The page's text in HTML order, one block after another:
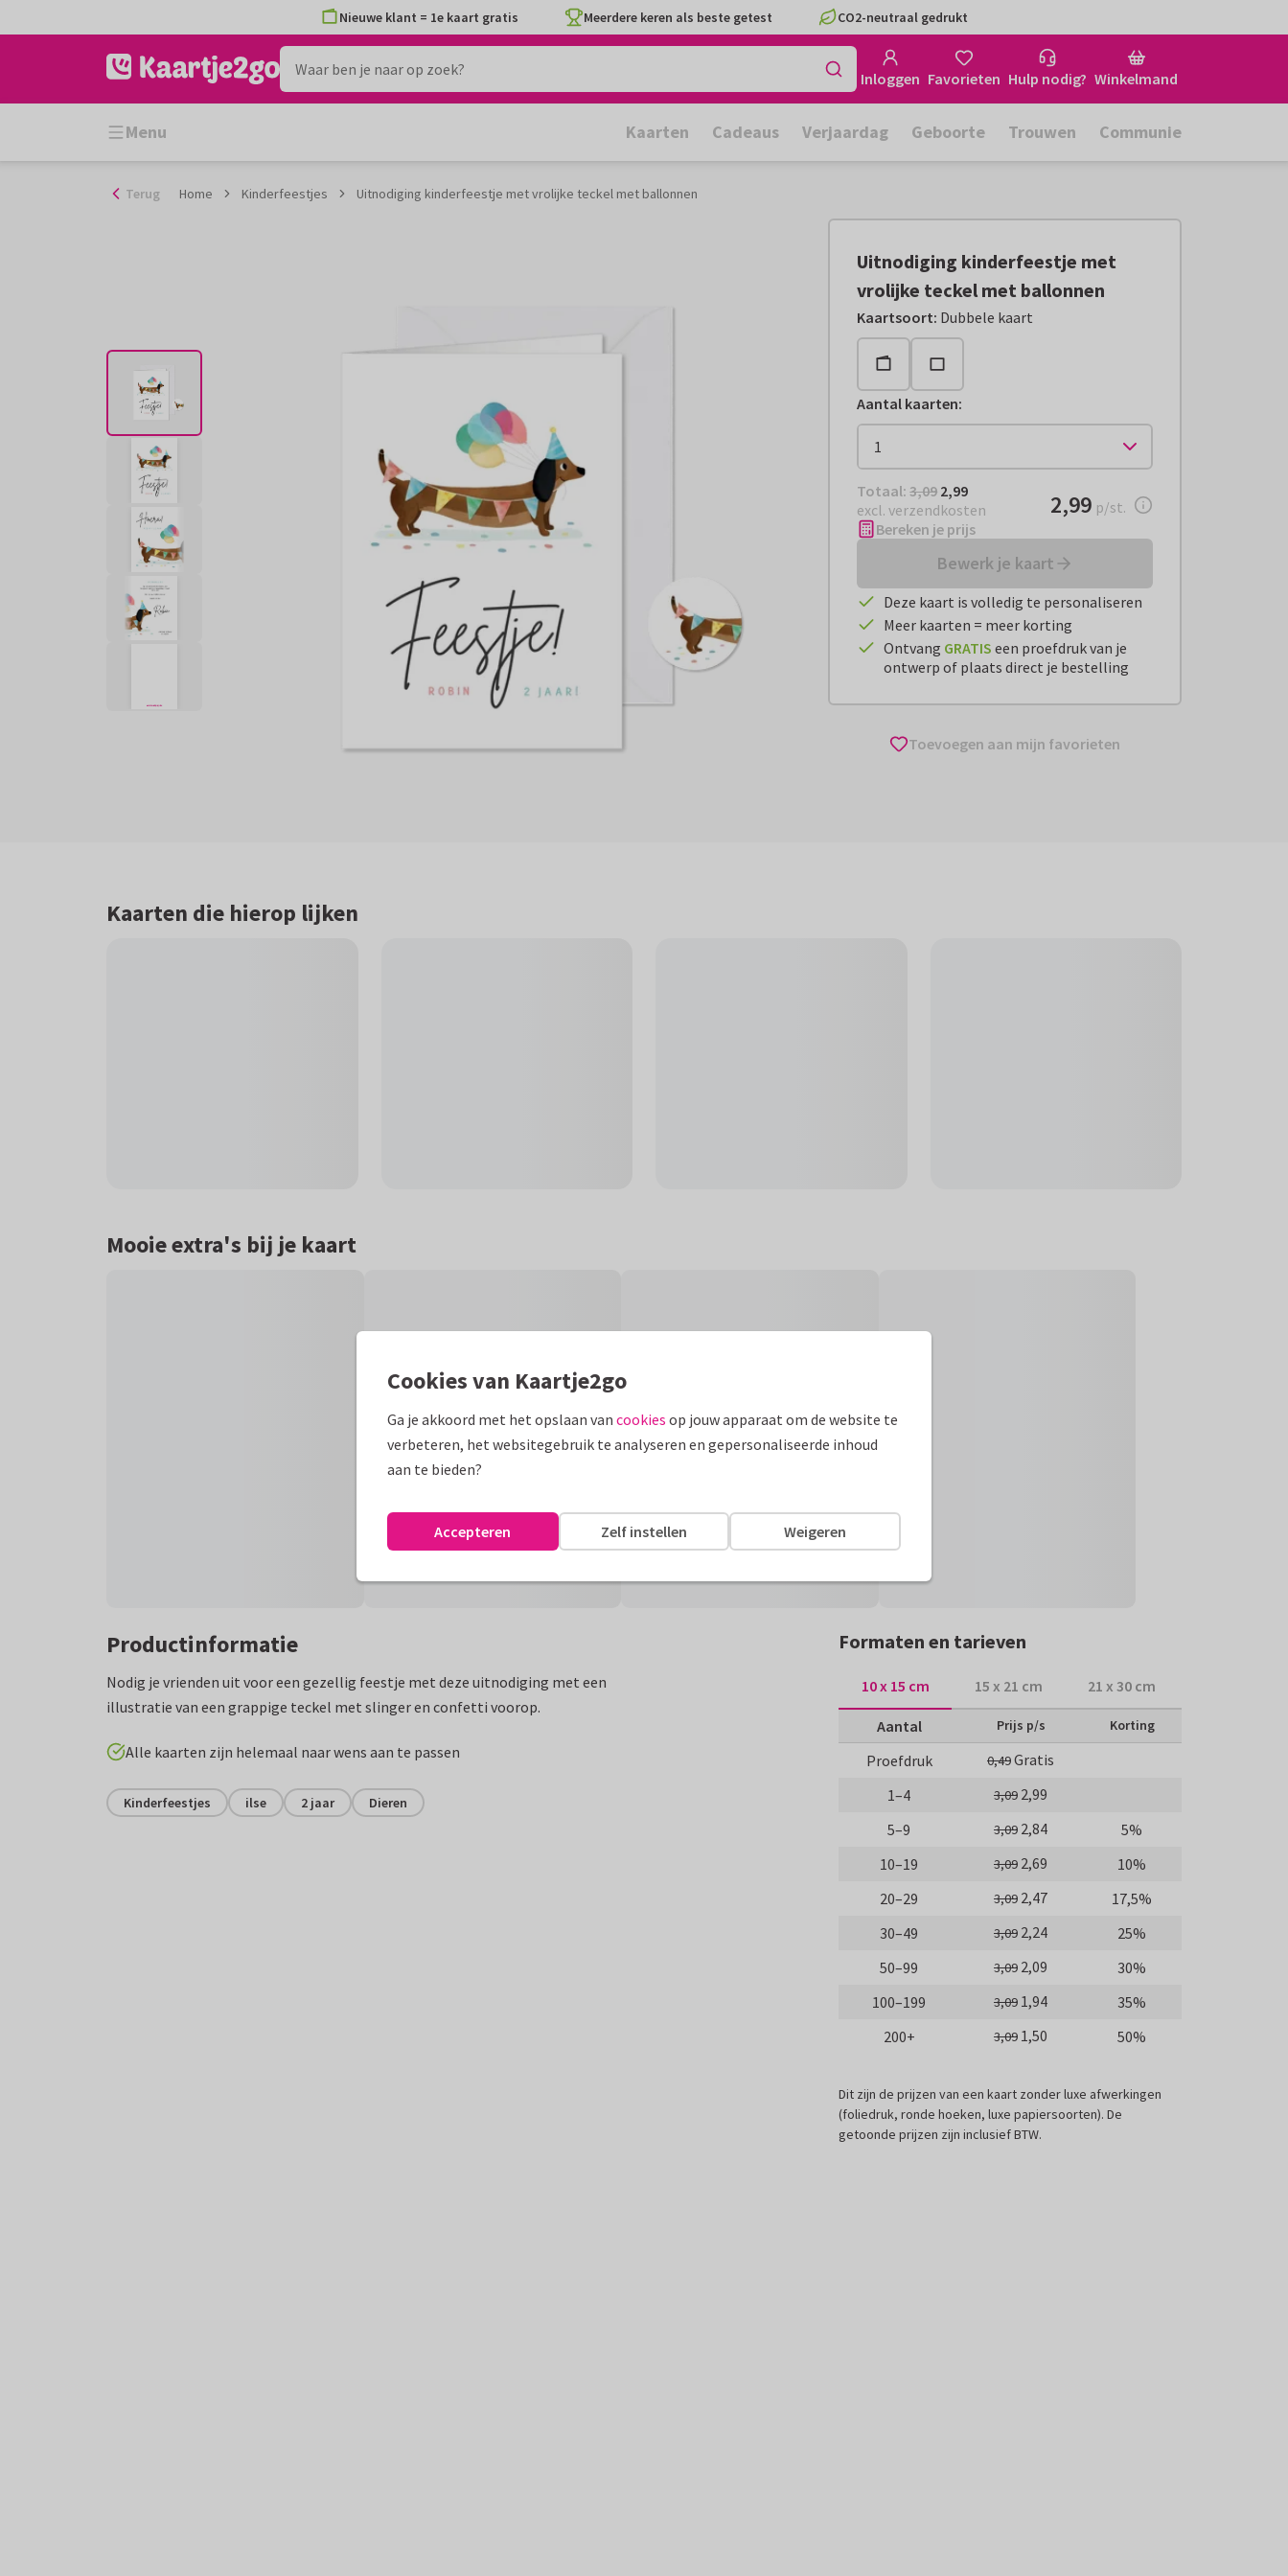
naar
Nieuwe klant = 1e kaart gratis Meerdere keren als beste getest CO2-neutraal gedrukt
Inloggen Favorieten Hulp nodig? Winkelmand
Menu Kaarten Cadeaus Verjaardag Geboorte Trouwen Communie
Terug Home Kinderfeestjes Uitnodiging kinderfeestje met vrolijke teckel met ballonnen
Uitnodiging kinderfeestje met
vrolijke teckel met ballonnen
Kaartsoort: Dubbele kaart
Aantal kaarten:
Totaal: € 2,99
Totaal: 3,09 2,99
excl. verzendkosten
€ 2,99per stuk
2,99 p/st.
Bereken je prijs
Bewerk je kaart
Deze kaart is volledig te personaliseren
Meer kaarten = meer korting
Ontvang GRATIS een proefdruk van je
ontwerp of plaats direct je bestelling
Toevoegen aan mijn favorieten
Kaarten die hierop lijken
Mooie extra's bij je kaart
Productinformatie
Nodig je vrienden uit voor een gezellig feestje met deze uitnodiging met een
illustratie van een grappige teckel met slinger en confetti voorop.
Alle kaarten zijn helemaal naar wens aan te passen
Kinderfeestjes ilse 2 jaar Dieren
Formaten en tarieven
10 x 15 cm 15 x 21 cm 21 x 30 cm
Aantal Prijs p/s Korting
Proefdruk 0,49Gratis
1–4
3,09 2,99
5–9
3,09 2,84
5%
10–19
3,09 2,69
10%
20–29
3,09 2,47
17,5%
30–49
3,09 2,24
25%
50–99
3,09 2,09
30%
100–199
3,09 1,94
35%
200+
3,09 1,50 50%
Dit zijn de prijzen van een kaart zonder luxe afwerkingen
(foliedruk, ronde hoeken, luxe papiersoorten). De
getoonde prijzen zijn inclusief BTW.
Cookies van Kaartje2go
Ga je akkoord met het opslaan van cookies op jouw apparaat om de website te
verbeteren, het websitegebruik te analyseren en gepersonaliseerde inhoud
aan te bieden?
Weigeren
Zelf instellen
Accepteren